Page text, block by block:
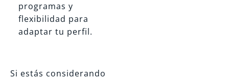
programas y
flexibilidad para
adaptar tu perfil.
Si estás considerando